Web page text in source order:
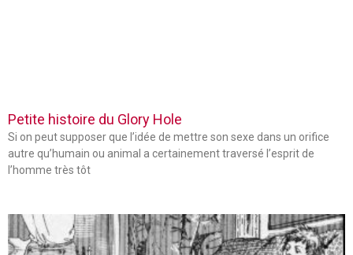
Petite histoire du Glory Hole
Si on peut supposer que l’idée de mettre son sexe dans un orifice
autre qu’humain ou animal a certainement traversé l’esprit de
l’homme très tôt